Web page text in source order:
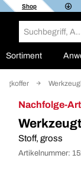
Shop
Sortiment
Nachfolge-
Stoff, gross
Artikelnummer: